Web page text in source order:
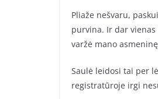
Pliaže nešvaru,
purvina. Ir dar
varžė mano
Saulė leidosi tai per
registratūroje irgi